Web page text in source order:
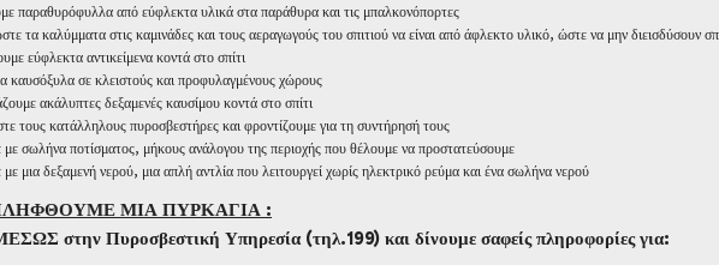
παραθυρόφυλλα από εύφλεκτα υλικά στα παράθυρα και τις μπαλκονόπορτες
τα καλύμματα στις καμινάδες και τους αεραγωγούς του σπιτιού να είναι από άφλεκτο υλικό, ώστε να μην διεισδύσουν
εύφλεκτα αντικείμενα κοντά στο σπίτι
καυσόξυλα σε κλειστούς και προφυλαγμένους χώρους
ακάλυπτες δεξαμενές καυσίμου κοντά στο σπίτι
τους κατάλληλους πυροσβεστήρες και φροντίζουμε για τη συντήρησή τους
με σωλήνα ποτίσματος, μήκους ανάλογου της περιοχής που θέλουμε να προστατεύσουμε
μια δεξαμενή νερού, μια απλή αντλία που λειτουργεί χωρίς ηλεκτρικό ρεύμα και ένα σωλήνα νερού
ΜΙΑ ΠΥΡΚΑΓΙΑ :
στην Πυροσβεστική Υπηρεσία (τηλ.199) και δίνουμε σαφείς πληροφορίες για: